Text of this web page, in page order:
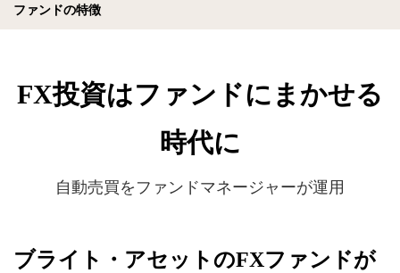
ファンドの特徴
FX投資はファンドにまかせる
時代に
自動売買をファンドマネージャーが運用
ブライト・アセットのFXファンドが